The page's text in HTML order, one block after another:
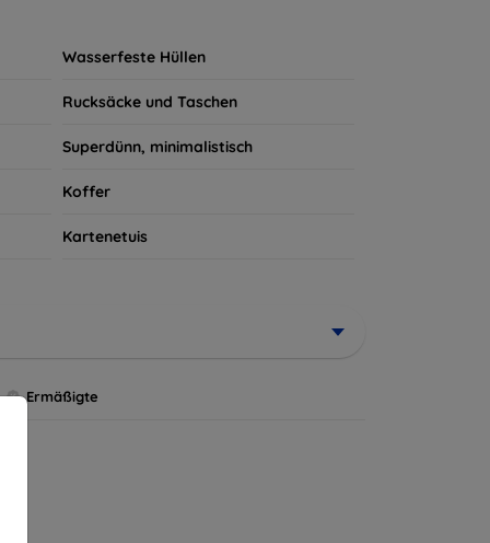
Wasserfeste Hüllen
Rucksäcke und Taschen
Superdünn, minimalistisch
Koffer
Kartenetuis
Ermäßigte